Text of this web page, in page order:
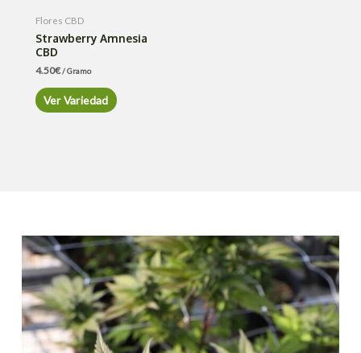
Flores CBD
Strawberry Amnesia
CBD
4.50€/ Gramo
Ver Variedad